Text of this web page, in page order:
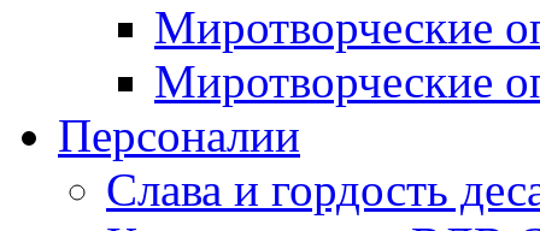
Миротворческие
Миротворческие
Персоналии
Слава и гордость